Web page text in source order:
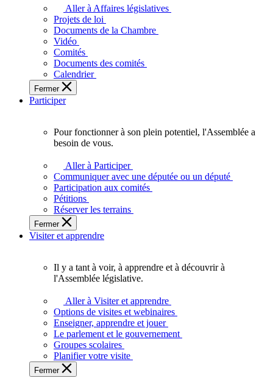
adopte
touchent
des
Ontariennes
et
Aller à Affaires législatives
Projets de loi
Documents de la Chambre
Vidéo
Comités
Documents des comités
Calendrier
Fermer
Participer
plein
potentiel,
l'Assemblée
a
besoin
de
Pour fonctionner à son plein potentiel, l'Assemblée a
besoin de vous.
Aller à Participer
Communiquer avec une députée ou un député
Participation aux comités
Pétitions
Réserver les terrains
Fermer
Visiter et apprendre
voir,
apprendre
et
à
Il y a tant à voir, à apprendre et à découvrir à
l'Assemblée législative.
Aller à Visiter et apprendre
Options de visites et webinaires
Enseigner, apprendre et jouer
Le parlement et le gouvernement
Groupes scolaires
Planifier votre visite
Fermer